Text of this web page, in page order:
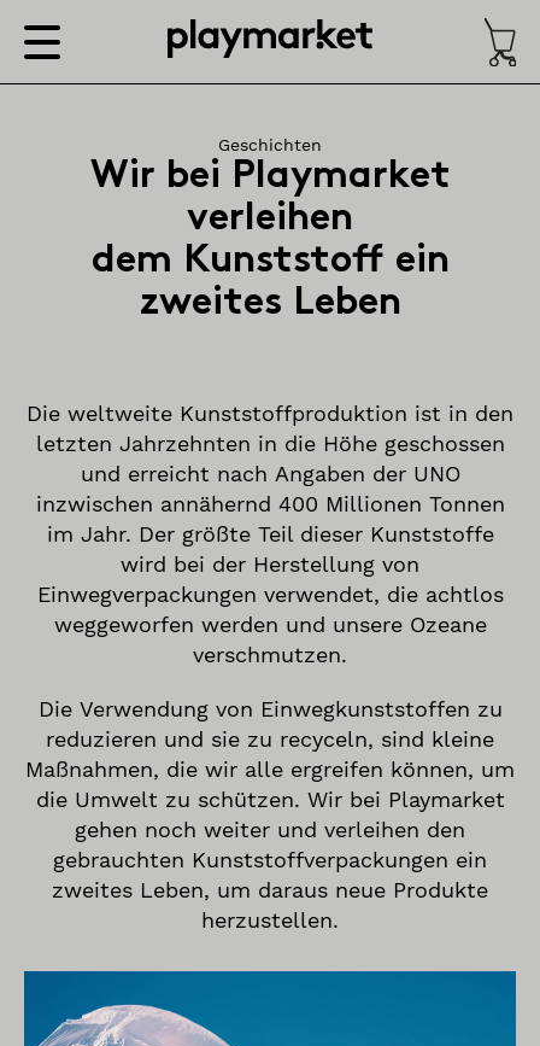
Geschichten
Wir bei Playmarket
verleihen
dem Kunststoff ein
zweites Leben
Die weltweite Kunststoffproduktion ist in den
letzten Jahrzehnten in die Höhe geschossen
und erreicht nach Angaben der UNO
inzwischen annähernd 400 Millionen Tonnen
im Jahr. Der größte Teil dieser Kunststoffe
wird bei der Herstellung von
Einwegverpackungen verwendet, die achtlos
weggeworfen werden und unsere Ozeane
verschmutzen.
Die Verwendung von Einwegkunststoffen zu
reduzieren und sie zu recyceln, sind kleine
Maßnahmen, die wir alle ergreifen können, um
die Umwelt zu schützen. Wir bei Playmarket
gehen noch weiter und verleihen den
gebrauchten Kunststoffverpackungen ein
zweites Leben, um daraus neue Produkte
herzustellen.